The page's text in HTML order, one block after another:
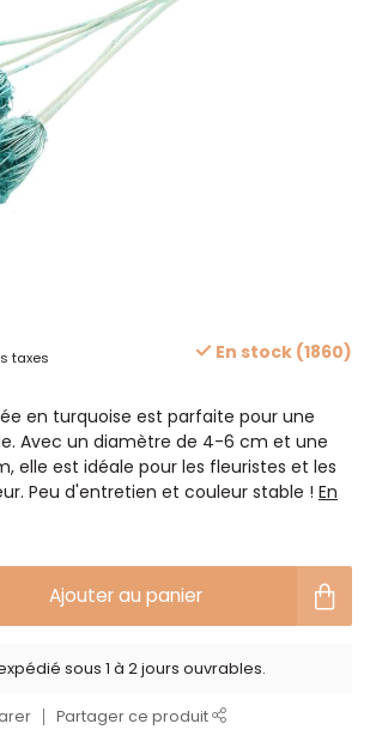
taxes En stock (1860)
en turquoise est parfaite pour une
Avec un diamètre de 4-6 cm et une
elle est idéale pour les fleuristes et les
Peu d'entretien et couleur stable ! En
Ajouter au panier
sous 1 à 2 jours ouvrables.
Partager ce produit